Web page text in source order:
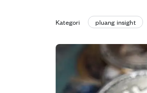
Kategori pluang insight